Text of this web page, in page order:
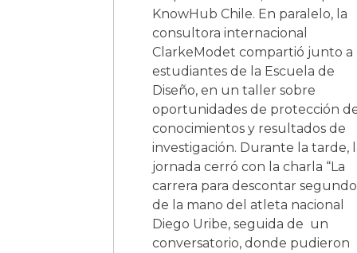
KnowHub Chile. En paralelo, la
consultora internacional
ClarkeModet compartió junto a
estudiantes de la Escuela de
Diseño, en un taller sobre
oportunidades de protección
conocimientos y resultados de
investigación. Durante la tarde,
jornada cerró con la charla “La
carrera para descontar
de la mano del atleta nacional
Diego Uribe, seguida de un
conversatorio, donde pudieron